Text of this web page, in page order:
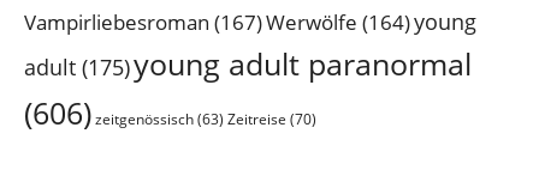
Vampirliebesroman (167)Werwölfe (164)young
adult (175)young adult paranormal
(606) zeitgenössisch (63) Zeitreise (70)